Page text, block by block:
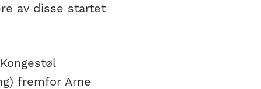
av disse startet
fremfor Arne